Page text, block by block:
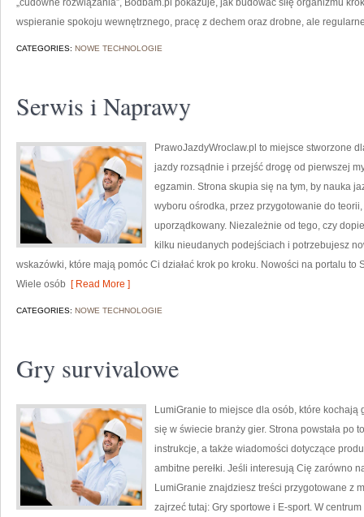
„cudowne rozwiązania”, Bodbam.pl pokazuje, jak budować siłę organizmu
wspieranie spokoju wewnętrznego, pracę z dechem oraz drobne, ale
CATEGORIES: NOWE TECHNOLOGIE
Serwis i Naprawy
PrawoJazdyWroclaw.pl to miejsce stworzone
jazdy rozsądnie i przejść drogę od pierwszej
egzamin. Strona skupia się na tym, by nauka
wyboru ośrodka, przez przygotowanie do
uporządkowany. Niezależnie od tego, czy
kilku nieudanych podejściach i potrzebujesz
wskazówki, które mają pomóc Ci działać krok po kroku. Nowości na portalu
Wiele osób [ Read More ]
CATEGORIES: NOWE TECHNOLOGIE
Gry survivalowe
LumiGranie to miejsce dla osób, które
się w świecie branży gier. Strona powstała po
instrukcje, a także wiadomości dotyczące
ambitne perełki. Jeśli interesują Cię zarówno
LumiGranie znajdziesz treści przygotowane z
zajrzeć tutaj: Gry sportowe i E-sport. W